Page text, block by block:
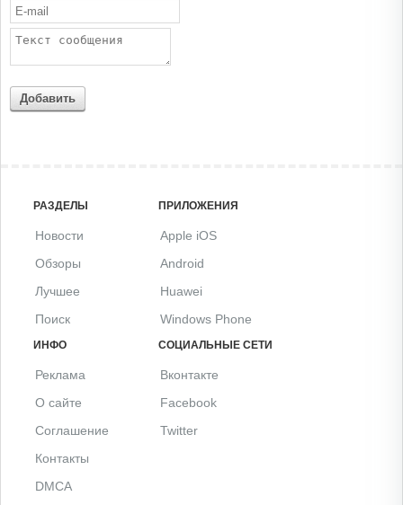
Добавить
РАЗДЕЛЫ
Новости
Обзоры
Лучшее
Поиск
ПРИЛОЖЕНИЯ
Apple iOS
Android
Huawei
Windows Phone
ИНФО
Реклама
О сайте
Соглашение
Контакты
DMCA
СОЦИАЛЬНЫЕ СЕТИ
Вконтакте
Facebook
Twitter